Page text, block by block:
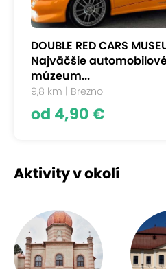
DOUBLE RED CARS
Najväčšie
múzeum...
9,8 km | Brezno
od 4,90 €
Aktivity v okolí